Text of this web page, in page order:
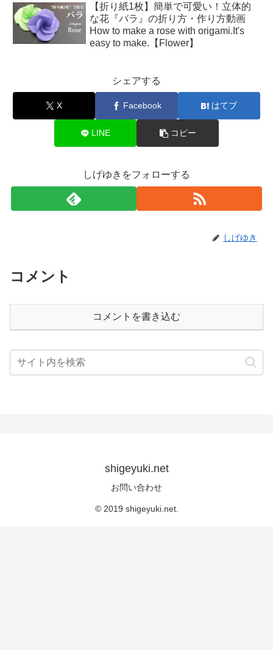
【折り紙1枚】簡単で可愛い！立体的
な花『バラ』の折り方・作り方動画
How to make a rose with origami.It's
easy to make.【Flower】
シェアする
X Facebook はてブ
LINE コピー
しげゆきをフォローする
しげゆき
コメント
コメントを書き込む
shigeyuki.net
お問い合わせ
© 2019 shigeyuki.net.